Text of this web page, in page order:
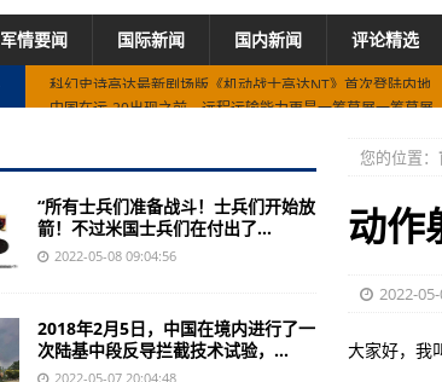
军情要闻 国际新闻 国内新闻 评论精选
中国在运-20出现之前，远程运输能力更是一筹莫展一筹莫展
《魔兽世界》7.0主线之一降临苏拉玛人民大起义
印度向俄罗斯租借核潜艇，美军听到这一消息表情亮了
2019年第01期摘要：军民航管制员合署办公
中国陆基中段拦截技术试验，不针对任何国家！！
“飞机守望”推特账号公布美军这架RC-135电子侦察机进入南海
血战纳西里耶：中国六九式坦克在伊战中的绝唱（上）
您的位置：
动作
2022-
大家好，我
“所有士兵们准备战斗！士兵们开始放
箭！不过米国士兵们在付出了...
2022-05-08 09:04:56
2018年2月5日，中国在境内进行了一
次陆基中段反导拦截技术试验，...
2022-05-07 20:04:48